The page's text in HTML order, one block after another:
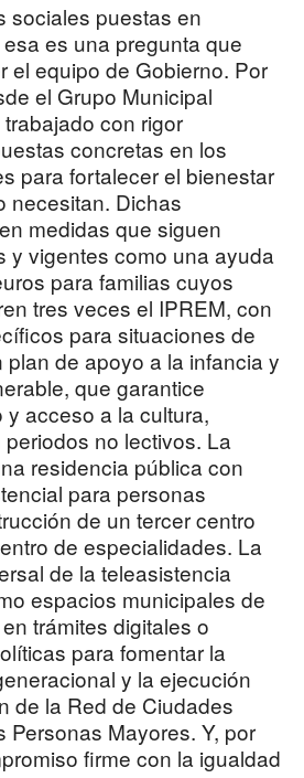
sociales puestas en
es una pregunta que
el equipo de Gobierno. Por
el Grupo Municipal
con rigor
concretas en los
para fortalecer el bienestar
necesitan. Dichas
medidas que siguen
y vigentes como una ayuda
para familias cuyos
tres veces el IPREM, con
para situaciones de
de apoyo a la infancia y
que garantice
acceso a la cultura,
no lectivos. La
residencia pública con
para personas
de un tercer centro
de especialidades. La
de la teleasistencia
espacios municipales de
trámites digitales o
para fomentar la
y la ejecución
de la Red de Ciudades
Personas Mayores. Y, por
firme con la igualdad